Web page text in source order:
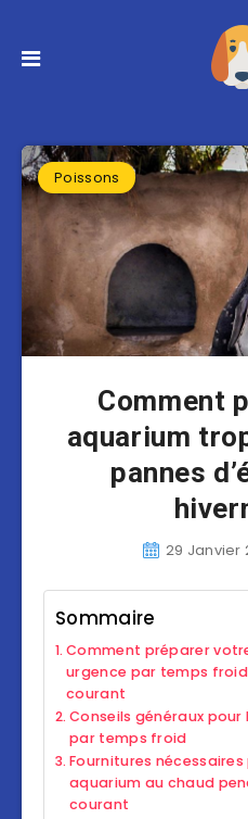
Poissons
Comment
aquarium
pannes
29 Janvier
Sommaire
Comment préparer
urgence par temps
courant
Conseils généraux
par temps froid
Fournitures
aquarium au chaud
courant